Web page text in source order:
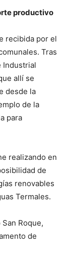
productivo
recibida por el
Tras
Industrial
allí se
desde la
de la
para
realizando en
de
renovables
Termales.
Roque,
de